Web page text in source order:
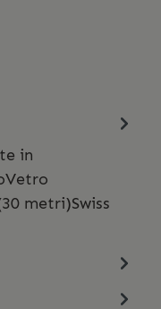
in
metri)Swiss